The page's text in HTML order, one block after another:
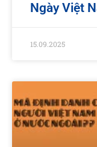
Ngày Việt
15.09.2025